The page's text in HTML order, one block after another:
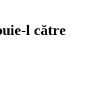
l către